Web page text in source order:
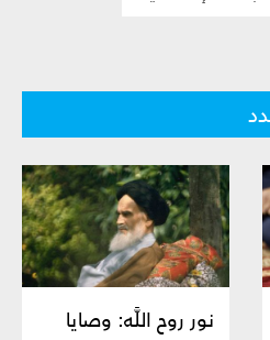
نور روح اللَّه‏: وصايا